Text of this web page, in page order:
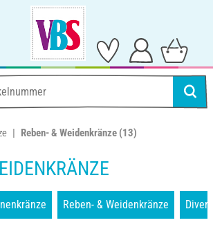
Reben- & Weidenkränze (13)
Reben- & Weidenkränze